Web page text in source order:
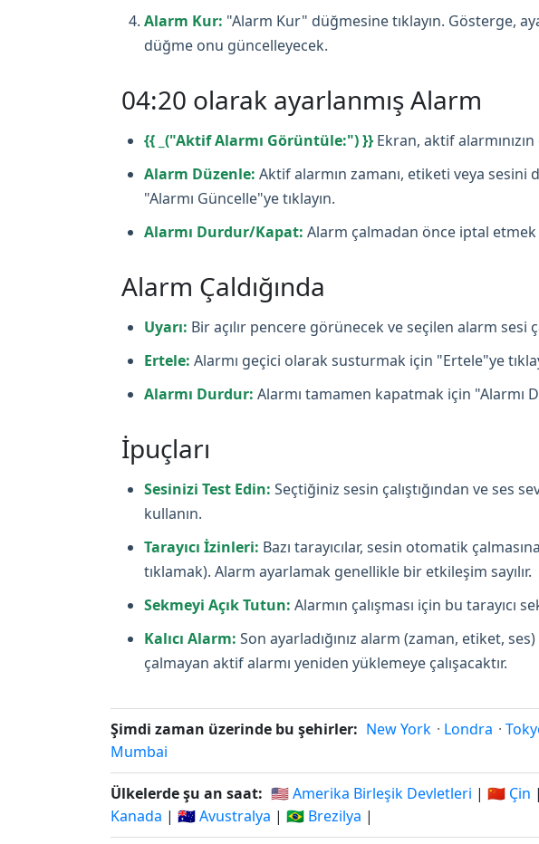
Alarm Kur: "Alarm Kur" düğmesine tıklayın. Gösterge,
düğme onu güncelleyecek.
04:20 olarak ayarlanmış Alarm
{{ _("Aktif Alarmı Görüntüle:") }} Ekran, aktif
Alarm Düzenle: Aktif alarmın zamanı, etiketi veya
"Alarmı Güncelle"ye tıklayın.
Alarmı Durdur/Kapat: Alarm çalmadan önce iptal
Alarm Çaldığında
Uyarı: Bir açılır pencere görünecek ve seçilen alarm sesi
Ertele: Alarmı geçici olarak susturmak için "Ertele"ye
Alarmı Durdur: Alarmı tamamen kapatmak için "Alarmı
İpuçları
Sesinizi Test Edin: Seçtiğiniz sesin çalıştığından ve ses
kullanın.
Tarayıcı İzinleri: Bazı tarayıcılar, sesin otomatik
tıklamak). Alarm ayarlamak genellikle bir etkileşim sayılır.
Sekmeyi Açık Tutun: Alarmın çalışması için bu tarayıcı
Kalıcı Alarm: Son ayarladığınız alarm (zaman, etiket,
çalmayan aktif alarmı yeniden yüklemeye çalışacaktır.
Şimdi zaman üzerinde bu şehirler: New York · Londra ·
Mumbai
Ülkelerde şu an saat: 🇺🇸 Amerika Birleşik Devletleri | 🇨🇳 Çin |
Kanada | 🇦🇺 Avustralya | 🇧🇷 Brezilya |